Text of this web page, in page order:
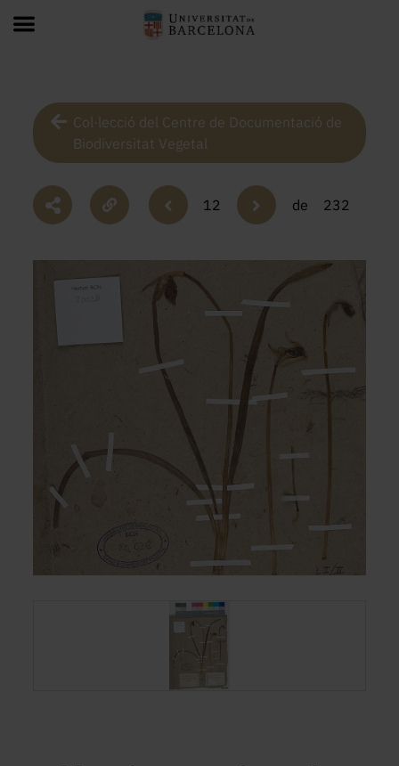
Col·lecció del Centre de Documentació de
Biodiversitat Vegetal
12 de 232